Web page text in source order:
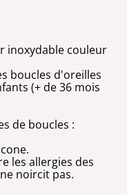
inoxydable couleur
boucles d'oreilles
(+ de 36 mois
de boucles :
les allergies des
noircit pas.